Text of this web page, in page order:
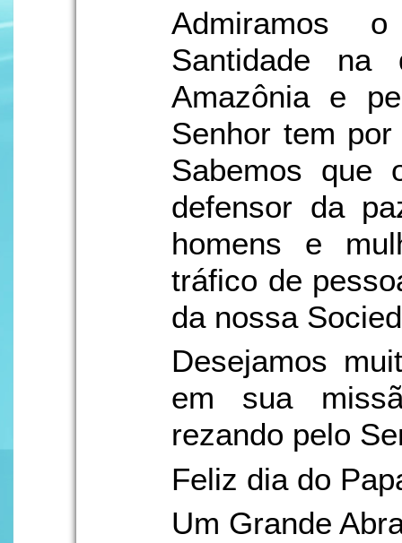
Admiramos
Santidade na
Amazônia e
Senhor tem
Sabemos que
defensor da
homens e
tráfico de
da nossa
Desejamos
em sua
rezando pelo
Feliz dia do
Um Grande